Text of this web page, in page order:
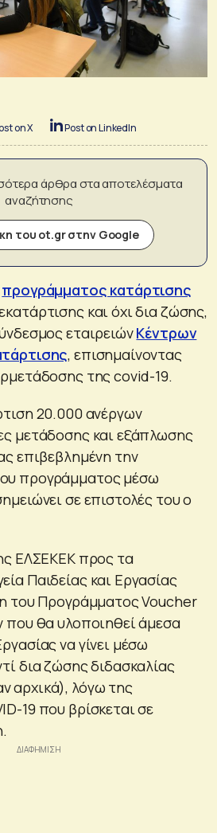
on X Post on LinkedIn
άρθρα στα αποτελέσματα
αναζήτησης
του ot.gr στην Google
προγράμματος κατάρτισης
και όχι δια ζώσης,
εταιρειώνΚέντρων
, επισημαίνοντας
της covid-19.
20.000 ανέργων
μετάδοσης και εξάπλωσης
επιβεβλημένη την
προγράμματος μέσω
σε επιστολές του ο
ΕΛΣΕΚΕΚ προς τα
Παιδείας και Εργασίας
του Προγράμματος Voucher
που θα υλοποιηθεί άμεσα
να γίνει μέσω
δια ζώσης διδασκαλίας
αρχικά), λόγω της
19 που βρίσκεται σε